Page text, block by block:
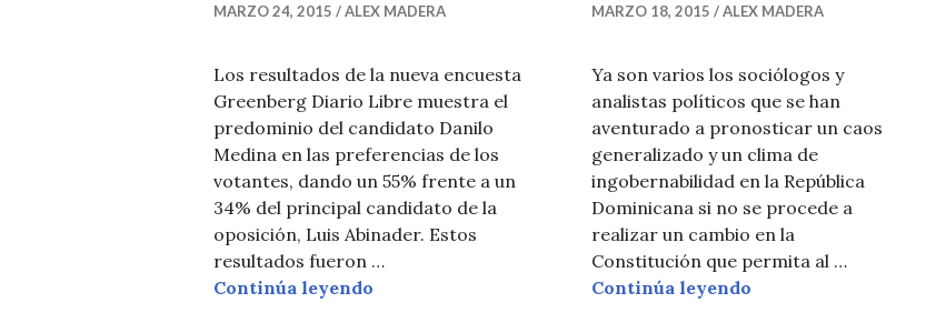
MARZO 24, 2015 ALEX MADERA
Los resultados de la nueva encuesta
Greenberg Diario Libre muestra el
predominio del candidato Danilo
Medina en las preferencias de los
votantes, dando un 55% frente a un
34% del principal candidato de la
oposición, Luis Abinader. Estos
resultados fueron …
Continúa leyendo Resultados encuesta Greenberg Diario Libre
MARZO 18, 2015 ALEX MADERA
Ya son varios los sociólogos y
analistas políticos que se han
aventurado a pronosticar un caos
generalizado y un clima de
ingobernabilidad en la República
Dominicana si no se procede a
realizar un cambio en la
Constitución que permita al …
Continúa leyendo Pronostican caos